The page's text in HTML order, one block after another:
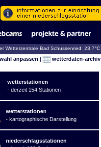
Wetterzentrale Bad Schussenried: 23,7°C
anpassen | wetterdaten-archiv
wetterstationen
- derzeit 154 Stationen
wetterstationen
- kartographische Darstellung
niederschlagsstationen